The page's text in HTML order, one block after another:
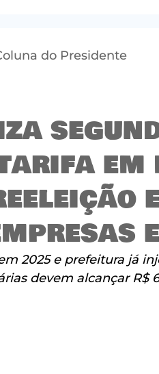
do Presidente
em
2025 e prefeitura já
devem alcançar R$